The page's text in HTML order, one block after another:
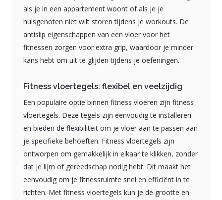
als je in een appartement woont of als je je
huisgenoten niet wilt storen tijdens je workouts. De
antislip eigenschappen van een vloer voor het
fitnessen zorgen voor extra grip, waardoor je minder
kans hebt om uit te glijden tijdens je oefeningen.
Fitness vloertegels: flexibel en veelzijdig
Een populaire optie binnen fitness vloeren zijn fitness
vloertegels. Deze tegels zijn eenvoudig te installeren
en bieden de flexibiliteit om je vloer aan te passen aan
je specifieke behoeften. Fitness vloertegels zijn
ontworpen om gemakkelijk in elkaar te klikken, zonder
dat je lijm of gereedschap nodig hebt. Dit maakt het
eenvoudig om je fitnessruimte snel en efficiënt in te
richten. Met fitness vloertegels kun je de grootte en